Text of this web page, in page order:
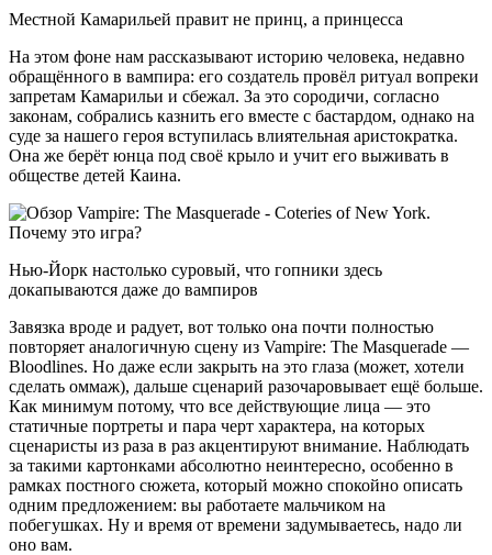
Местной Камарильей правит не принц, а принцесса
На этом фоне нам рассказывают историю человека, недавно
обращённого в вампира: его создатель провёл ритуал вопреки
запретам Камарильи и сбежал. За это сородичи, согласно
законам, собрались казнить его вместе с бастардом, однако на
суде за нашего героя вступилась влиятельная аристократка.
Она же берёт юнца под своё крыло и учит его выживать в
обществе детей Каина.
Нью-Йорк настолько суровый, что гопники здесь
докапываются даже до вампиров
Завязка вроде и радует, вот только она почти полностью
повторяет аналогичную сцену из Vampire: The Masquerade —
Bloodlines. Но даже если закрыть на это глаза (может, хотели
сделать оммаж), дальше сценарий разочаровывает ещё больше.
Как минимум потому, что все действующие лица — это
статичные портреты и пара черт характера, на которых
сценаристы из раза в раз акцентируют внимание. Наблюдать
за такими картонками абсолютно неинтересно, особенно в
рамках постного сюжета, который можно спокойно описать
одним предложением: вы работаете мальчиком на
побегушках. Ну и время от времени задумываетесь, надо ли
оно вам.